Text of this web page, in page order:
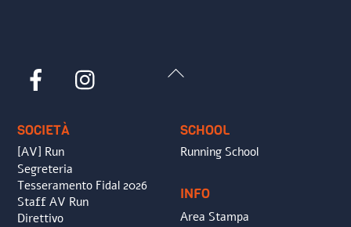
Back
Facebook
SOCIETÀ
[AV] Run
Segreteria
Tesseramento Fidal 2026
Staff AV Run
Direttivo
SCHOOL
Running School
INFO
Area Stampa